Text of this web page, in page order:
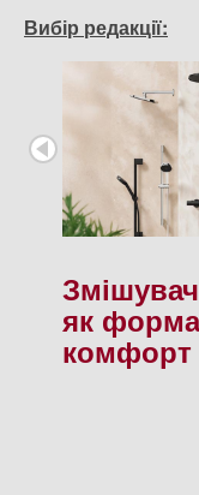
Вибір редакції:
як
комфорт